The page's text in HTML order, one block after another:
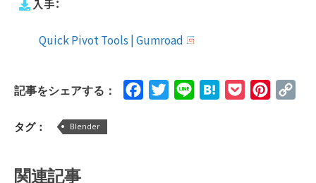
入手：
Quick Pivot Tools | Gumroad
記事をシェアする： FacebookTwitterLine HatenaPocket
タグ： Blender
関連記事